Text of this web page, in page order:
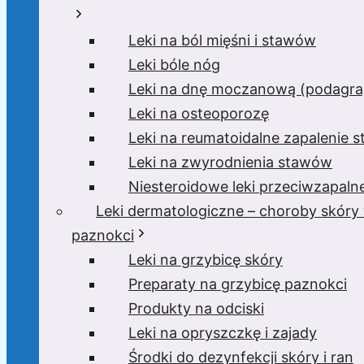
Leki na ból mięśni i stawów
Leki bóle nóg
Leki na dnę moczanową
Leki na osteoporozę
Leki na reumatoidalne zapalenie
Leki na zwyrodnienia stawów
Niesteroidowe leki
Leki dermatologiczne – choroby skóry
paznokci
Leki na grzybicę skóry
Preparaty na grzybicę paznokci
Produkty na odciski
Leki na opryszczkę i zajady
Środki do dezynfekcji skóry i ran